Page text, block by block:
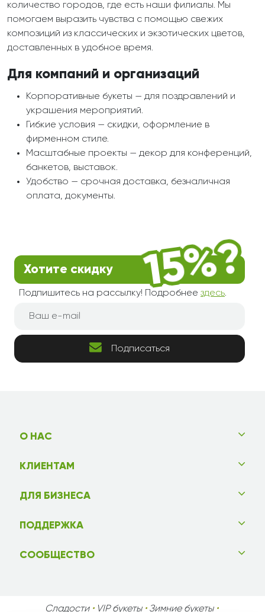
количество городов, где есть наши филиалы. Мы
помогаем выразить чувства с помощью свежих
композиций из классических и экзотических цветов,
доставленных в удобное время.
Для компаний и организаций
Корпоративные букеты — для поздравлений и
украшения мероприятий.
Гибкие условия — скидки, оформление в
фирменном стиле.
Масштабные проекты — декор для конференций,
банкетов, выставок.
Удобство — срочная доставка, безналичная
оплата, документы.
Хотите скидку
Подпишитесь на рассылку! Подробнее здесь.
Подписаться
О НАС
КЛИЕНТАМ
ДЛЯ БИЗНЕСА
ПОДДЕРЖКА
СООБЩЕСТВО
Сладости• VIP букеты• Зимние букеты•